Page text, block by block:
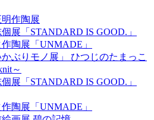
明作陶展
展「STANDARD IS GOOD.」
陶展「UNMADE」
かぶりモノ展」 ひつじのたまっこ
～
展「STANDARD IS GOOD.」
陶展「UNMADE」